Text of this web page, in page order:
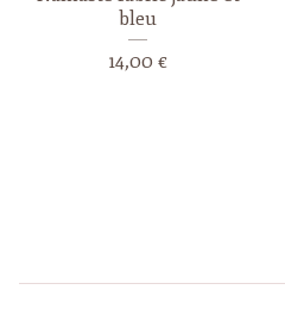
bleu
14,00 €